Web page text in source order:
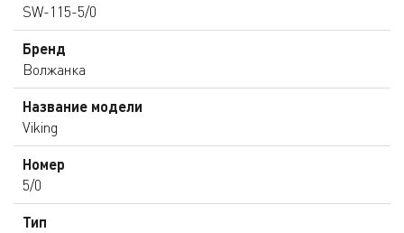
SW-115-5/0
Бренд
Волжанка
Название модели
Viking
Номер
5/0
Тип